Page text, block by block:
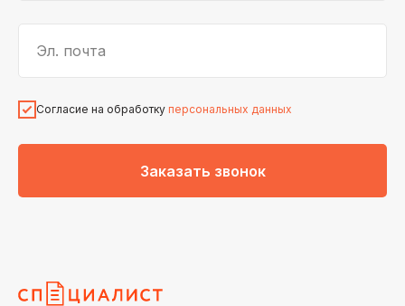
Эл. почта
Согласие на обработку персональных данных
Заказать звонок